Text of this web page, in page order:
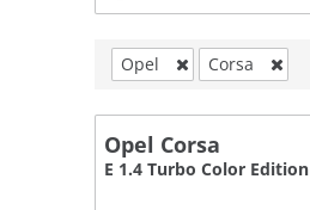
Opel Corsa
Opel Corsa
E 1.4 Turbo Color Edition